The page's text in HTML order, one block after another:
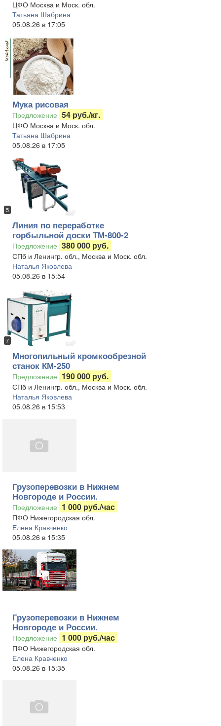
ЦФО Москва и Моск. обл.
Татьяна Шабрина
05.08.26 в 17:05
Мука рисовая
Предложение 54 руб./кг.
ЦФО Москва и Моск. обл.
Татьяна Шабрина
05.08.26 в 17:05
5
Линия по переработке
горбыльной доски ТМ-800-2
Предложение 380 000 руб.
СПб и Ленингр. обл., Москва и Моск. обл.
Наталья Яковлева
05.08.26 в 15:54
7
Многопильный кромкообрезной
станок КМ-250
Предложение 190 000 руб.
СПб и Ленингр. обл., Москва и Моск. обл.
Наталья Яковлева
05.08.26 в 15:53
Грузоперевозки в Нижнем
Новгороде и России.
Предложение 1 000 руб./час
ПФО Нижегородская обл.
Елена Кравченко
05.08.26 в 15:35
Грузоперевозки в Нижнем
Новгороде и России.
Предложение 1 000 руб./час
ПФО Нижегородская обл.
Елена Кравченко
05.08.26 в 15:35